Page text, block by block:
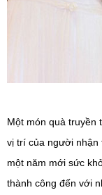
Một món quà truyền
vị trí của người nhận
một năm mới sức
thành công đến với